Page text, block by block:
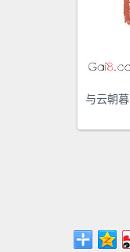
与云朝暮